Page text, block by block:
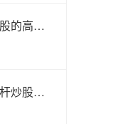
股票杠杆风险大吗？揭秘杠杆炒股的高风险与应对策略
长沙股票配资网站排名，正规杠杆炒股平台推荐